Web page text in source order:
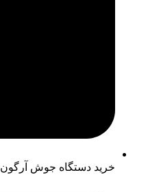
خرید دستگاه جوش آرگون